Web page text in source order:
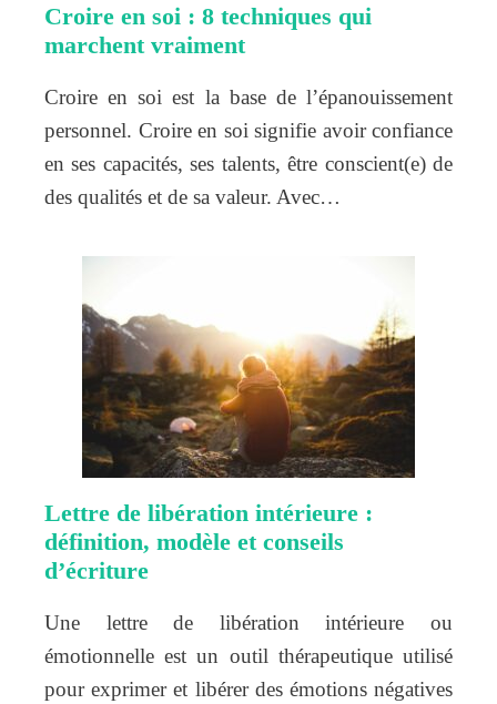
Croire en soi : 8 techniques qui
marchent vraiment
Croire en soi est la base de l’épanouissement
personnel. Croire en soi signifie avoir confiance
en ses capacités, ses talents, être conscient(e) de
des qualités et de sa valeur. Avec…
Lettre de libération intérieure :
définition, modèle et conseils
d’écriture
Une lettre de libération intérieure ou
émotionnelle est un outil thérapeutique utilisé
pour exprimer et libérer des émotions négatives